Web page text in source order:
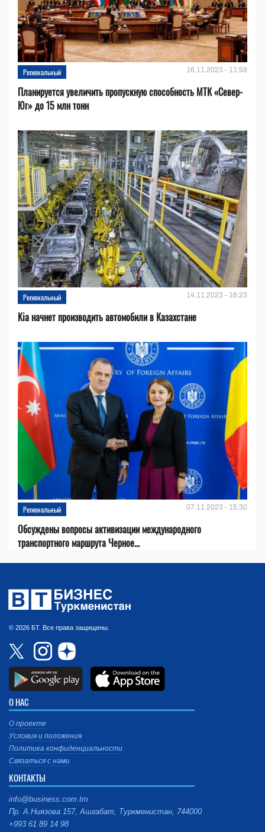
Региональный 16.11.2023 - 11:58
Планируется увеличить пропускную способность МТК «Север-
Юг» до 15 млн тонн
Региональный 14.11.2023 - 16:23
Kia начнет производить автомобили в Казахстане
Региональный 07.11.2023 - 15:30
Обсуждены вопросы активизации международного
транспортного маршрута Черное...
© 2026 БТ. Все права защищены.
О НАС
О проекте
Условия и положения
Политика конфиденциальности
Связаться с нами
КОНТАКТЫ
info@business.com.tm
Пр. А.Ниязова 157, Ашгабат, Туркменистан, 744000
+993 61 89 14 98